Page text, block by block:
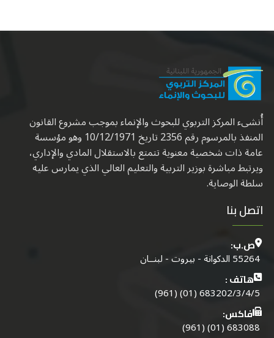
أُنشىء المركز التربوي للبحوث والإنماء بموجب مشروع القانون
المنفذ بالمرسوم رقم 2356 تاريخ 10/12/1971 وهو مؤسسة
عامة ذات شخصية معنوية تتمتع بالاستقلال المادي والإداري،
ويرتبط مباشرة بوزير التربية والتعليم العالي الذي يمارس عليه
سلطة الوصاية.
اتصل بنا
ص.ب:
55264 الدكوانة - بيروت - لبنــان
هاتف :
683202/3/4/5 (01) (961)
فاكس:
683088 (01) (961)